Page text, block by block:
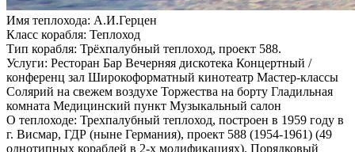
Имя теплохода: А.И.Герцен
Класс корабля: Теплоход
Тип корабля: Трёхпалубный теплоход, проект 588.
Услуги: Ресторан Бар Вечерняя дискотека Концертный /
конференц зал Широкоформатный кинотеатр Мастер-классы
Солярий на свежем воздухе Торжества на борту Гладильная
комната Медицинский пункт Музыкальный салон
О теплоходе: Трехпалубный теплоход, построен в 1959 году в
г. Висмар, ГДР (ныне Германия), проект 588 (1954-1961) (49
однотипных кораблей в 2-х модификациях). Порядковый